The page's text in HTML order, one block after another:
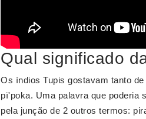
Qual significado
Os índios Tupis gostavam tanto
pï'poka. Uma palavra que poderia
pela junção de 2 outros termos: